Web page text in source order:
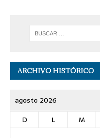
ARCHIVO HISTÓRICO
agosto 2026
D
L M